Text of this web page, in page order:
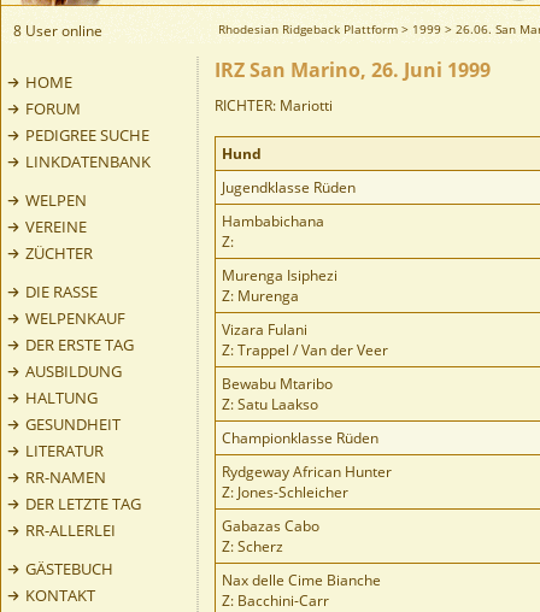
8 User online Rhodesian Ridgeback Plattform > 1999 > 26.06. San
HOME
FORUM
PEDIGREE SUCHE
LINKDATENBANK
WELPEN
VEREINE
ZÜCHTER
DIE RASSE
WELPENKAUF
DER ERSTE TAG
AUSBILDUNG
HALTUNG
GESUNDHEIT
LITERATUR
RR-NAMEN
DER LETZTE TAG
RR-ALLERLEI
GÄSTEBUCH
KONTAKT
IRZ San Marino, 26. Juni 1999
RICHTER: Mariotti
Hund
Jugendklasse Rüden
Hambabichana
Z:
Murenga Isiphezi
Z: Murenga
Vizara Fulani
Z: Trappel / Van der Veer
Bewabu Mtaribo
Z: Satu Laakso
Championklasse Rüden
Rydgeway African Hunter
Z: Jones-Schleicher
Gabazas Cabo
Z: Scherz
Nax delle Cime Bianche
Z: Bacchini-Carr